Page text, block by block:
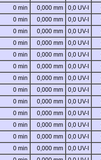
0 min 0,000 mm 0,0 UV-I
0 min 0,000 mm 0,0 UV-I
0 min 0,000 mm 0,0 UV-I
0 min 0,000 mm 0,0 UV-I
0 min 0,000 mm 0,0 UV-I
0 min 0,000 mm 0,0 UV-I
0 min 0,000 mm 0,0 UV-I
0 min 0,000 mm 0,0 UV-I
0 min 0,000 mm 0,0 UV-I
0 min 0,000 mm 0,0 UV-I
0 min 0,000 mm 0,0 UV-I
0 min 0,000 mm 0,0 UV-I
0 min 0,000 mm 0,0 UV-I